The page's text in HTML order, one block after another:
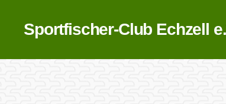
Sportfischer-Club Echzell